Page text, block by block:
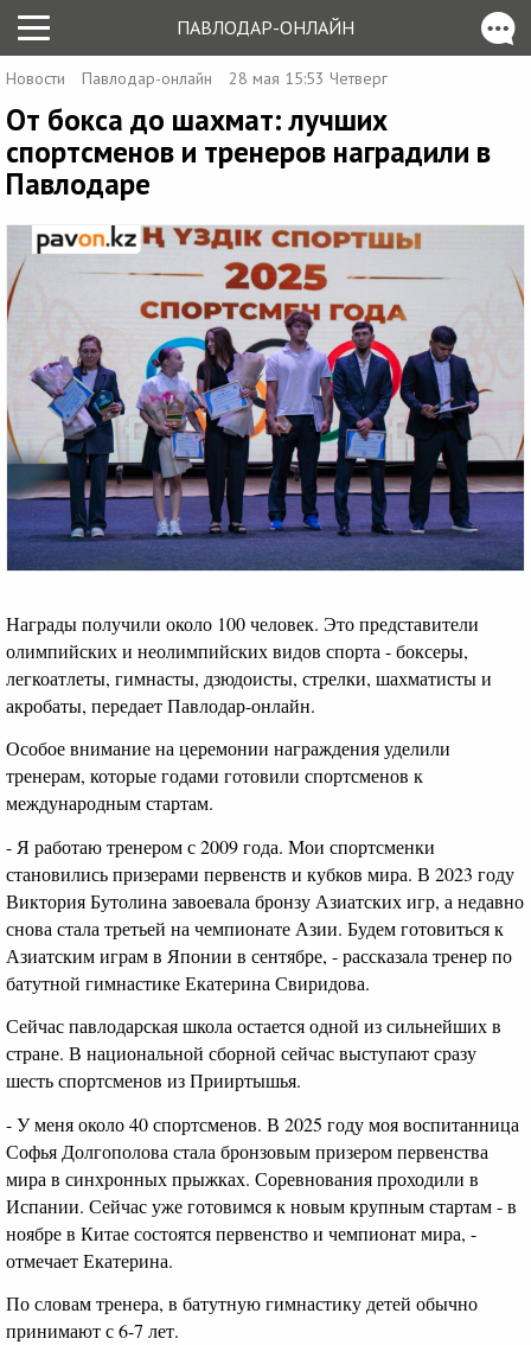
ПАВЛОДАР-ОНЛАЙН
Новости Павлодар-онлайн 28 мая 15:53 Четверг
От бокса до шахмат: лучших
спортсменов и тренеров наградили в
Павлодаре
Награды получили около 100 человек. Это представители
олимпийских и неолимпийских видов спорта - боксеры,
легкоатлеты, гимнасты, дзюдоисты, стрелки, шахматисты и
акробаты, передает Павлодар-онлайн.
Особое внимание на церемонии награждения уделили
тренерам, которые годами готовили спортсменов к
международным стартам.
- Я работаю тренером с 2009 года. Мои спортсменки
становились призерами первенств и кубков мира. В 2023 году
Виктория Бутолина завоевала бронзу Азиатских игр, а недавно
снова стала третьей на чемпионате Азии. Будем готовиться к
Азиатским играм в Японии в сентябре, - рассказала тренер по
батутной гимнастике Екатерина Свиридова.
Сейчас павлодарская школа остается одной из сильнейших в
стране. В национальной сборной сейчас выступают сразу
шесть спортсменов из Прииртышья.
- У меня около 40 спортсменов. В 2025 году моя воспитанница
Софья Долгополова стала бронзовым призером первенства
мира в синхронных прыжках. Соревнования проходили в
Испании. Сейчас уже готовимся к новым крупным стартам - в
ноябре в Китае состоятся первенство и чемпионат мира, -
отмечает Екатерина.
По словам тренера, в батутную гимнастику детей обычно
принимают с 6-7 лет.